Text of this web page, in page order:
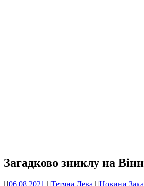
Загадково зниклу на
06.08.2021 Тетяна Лева Новини